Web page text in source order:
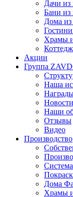
Дачи из
Бани из
Дома
Храмы
Акции
Группа
Наша
Наши
Отзывы
Видео
Производство
Система
Дома
Храмы